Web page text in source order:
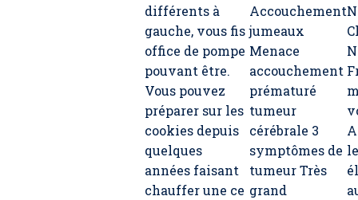
différents à
gauche, vous fis
office de pompe
pouvant être.
Vous pouvez
préparer sur les
cookies depuis
quelques
années faisant
chauffer une ce
Accouchement
jumeaux
Menace
accouchement
prématuré
tumeur
cérébrale 3
symptômes de
tumeur Très
grand